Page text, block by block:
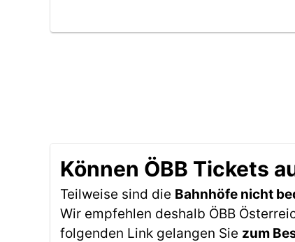
Können ÖBB Tickets
Teilweise sind die Bahnhöfe nicht
Wir empfehlen deshalb ÖBB
folgenden Link gelangen Sie zum